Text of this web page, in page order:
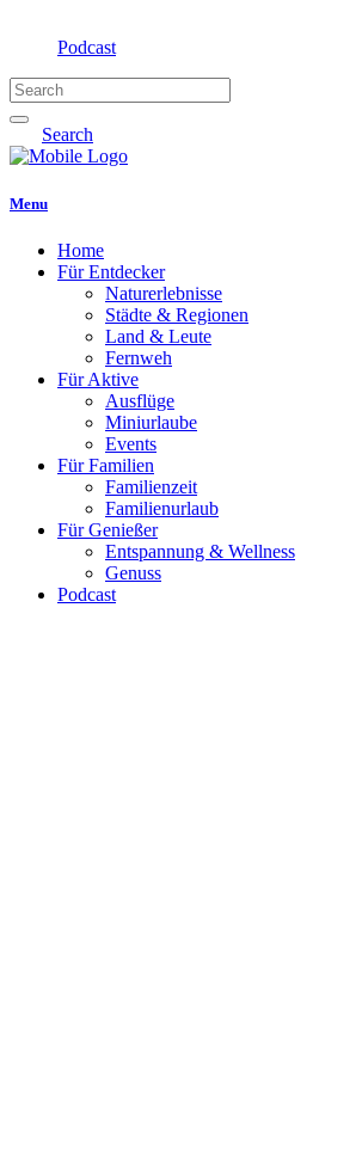
Podcast
Search
Menu
Home
Für Entdecker
Naturerlebnisse
Städte & Regionen
Land & Leute
Fernweh
Für Aktive
Ausflüge
Miniurlaube
Events
Für Familien
Familienzeit
Familienurlaub
Für Genießer
Entspannung & Wellness
Genuss
Podcast